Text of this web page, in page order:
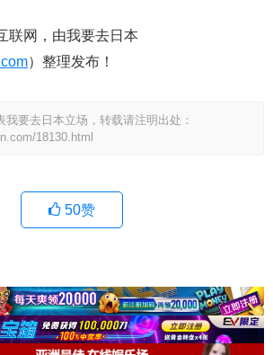
联网，由我要去日本
）整理发布！
要去日本立场，转载请注明出处：
18130.html
50赞